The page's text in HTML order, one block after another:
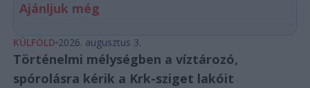
Ajánljuk még
KÜLFÖLD 2026. augusztus 3.
Történelmi mélységben a víztározó,
spórolásra kérik a Krk-sziget lakóit